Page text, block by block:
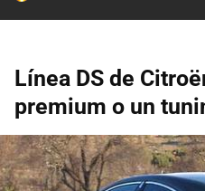
Línea DS de
premium o un